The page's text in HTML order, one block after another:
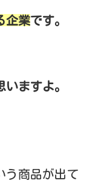
企業です。
ますよ。
う商品が出て